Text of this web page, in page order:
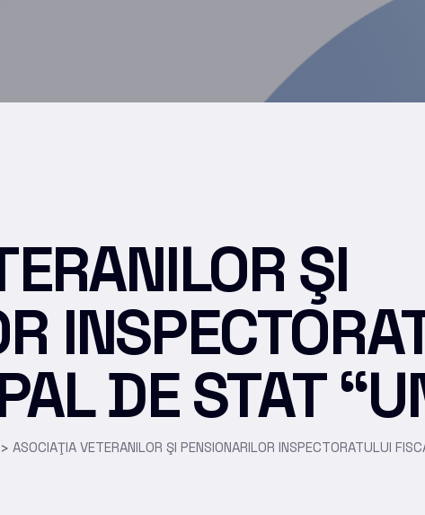
ŞI
DE STAT
> ASOCIAŢIA VETERANILOR ŞI PENSIONARILOR INSPECTORATULUI